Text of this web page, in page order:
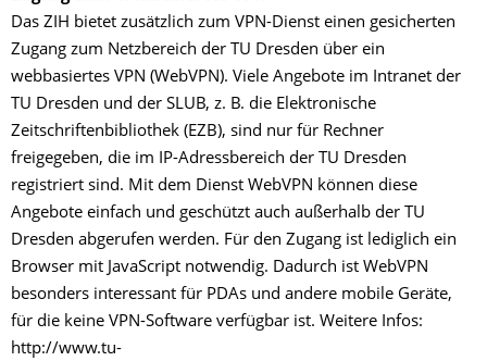
Das ZIH bietet zusätzlich zum VPN-Dienst einen gesicherten
Zugang zum Netzbereich der TU Dresden über ein
webbasiertes VPN (WebVPN). Viele Angebote im Intranet der
TU Dresden und der SLUB, z. B. die Elektronische
Zeitschriftenbibliothek (EZB), sind nur für Rechner
freigegeben, die im IP-Adressbereich der TU Dresden
registriert sind. Mit dem Dienst WebVPN können diese
Angebote einfach und geschützt auch außerhalb der TU
Dresden abgerufen werden. Für den Zugang ist lediglich ein
Browser mit JavaScript notwendig. Dadurch ist WebVPN
besonders interessant für PDAs und andere mobile Geräte,
für die keine VPN-Software verfügbar ist. Weitere Infos:
http://www.tu-